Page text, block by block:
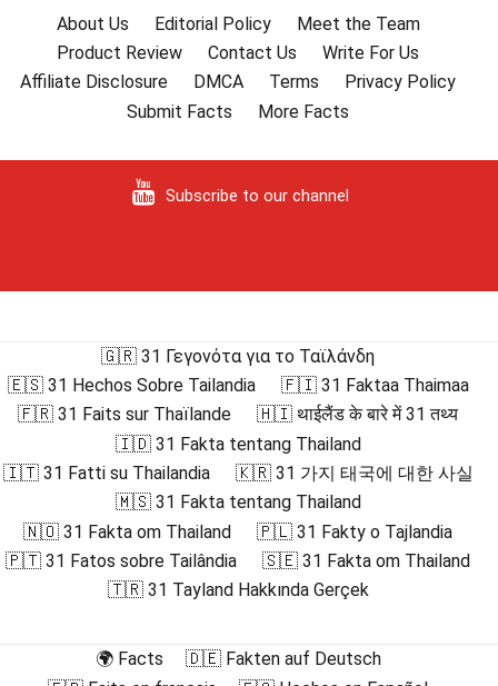
About Us Editorial Policy
Meet the Team
Product Review
Contact Us
Write For Us
Affiliate Disclosure
DMCA Terms
Privacy Policy
Submit Facts
More Facts
Subscribe to our channel
🇬🇷 31 Γεγονότα για το Ταϊλάνδη
🇪🇸 31 Hechos Sobre Tailandia
🇫🇮 31 Faktaa Thaimaa
🇫🇷 31 Faits sur Thaïlande
🇭🇮 थाईलैंड के बारे में 31 तथ्य
🇮🇩 31 Fakta tentang Thailand
🇮🇹 31 Fatti su Thailandia
🇰🇷 31 가지 태국에 대한 사실
🇲🇸 31 Fakta tentang Thailand
🇳🇴 31 Fakta om Thailand
🇵🇱 31 Fakty o Tajlandia
🇵🇹 31 Fatos sobre Tailândia
🇸🇪 31 Fakta om Thailand
🇹🇷 31 Tayland Hakkında Gerçek
🌍 Facts
🇩🇪 Fakten auf Deutsch